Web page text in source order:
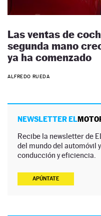
Las ventas de
segunda mano
ya ha comenzado
ALFREDO RUEDA
NEWSLETTER EL
Recibe la newsletter de
del mundo del automóvil
conducción y eficiencia.
APÚNTATE